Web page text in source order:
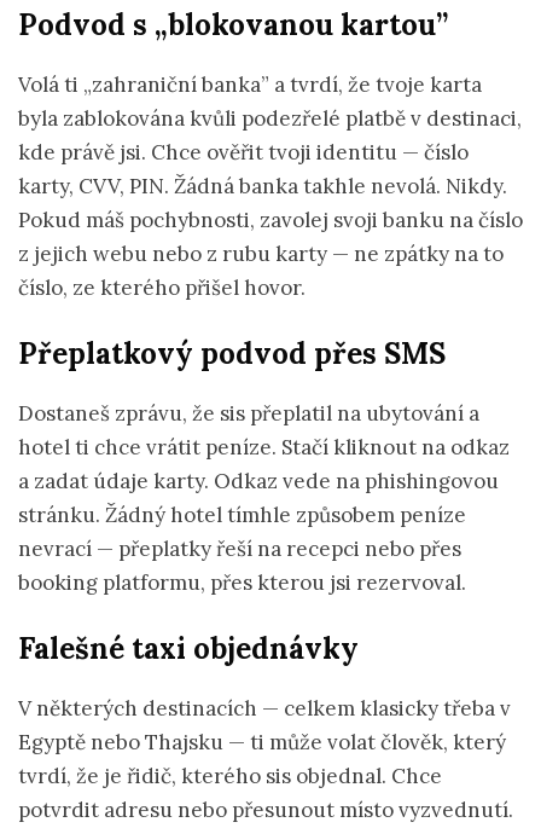
Podvod s „blokovanou kartou”
Volá ti „zahraniční banka” a tvrdí, že tvoje karta
byla zablokována kvůli podezřelé platbě v destinaci,
kde právě jsi. Chce ověřit tvoji identitu — číslo
karty, CVV, PIN. Žádná banka takhle nevolá. Nikdy.
Pokud máš pochybnosti, zavolej svoji banku na číslo
z jejich webu nebo z rubu karty — ne zpátky na to
číslo, ze kterého přišel hovor.
Přeplatkový podvod přes SMS
Dostaneš zprávu, že sis přeplatil na ubytování a
hotel ti chce vrátit peníze. Stačí kliknout na odkaz
a zadat údaje karty. Odkaz vede na phishingovou
stránku. Žádný hotel tímhle způsobem peníze
nevrací — přeplatky řeší na recepci nebo přes
booking platformu, přes kterou jsi rezervoval.
Falešné taxi objednávky
V některých destinacích — celkem klasicky třeba v
Egyptě nebo Thajsku — ti může volat člověk, který
tvrdí, že je řidič, kterého sis objednal. Chce
potvrdit adresu nebo přesunout místo vyzvednutí.